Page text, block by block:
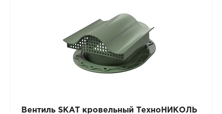
Вентиль SKAT кровельный ТехноНИКОЛЬ